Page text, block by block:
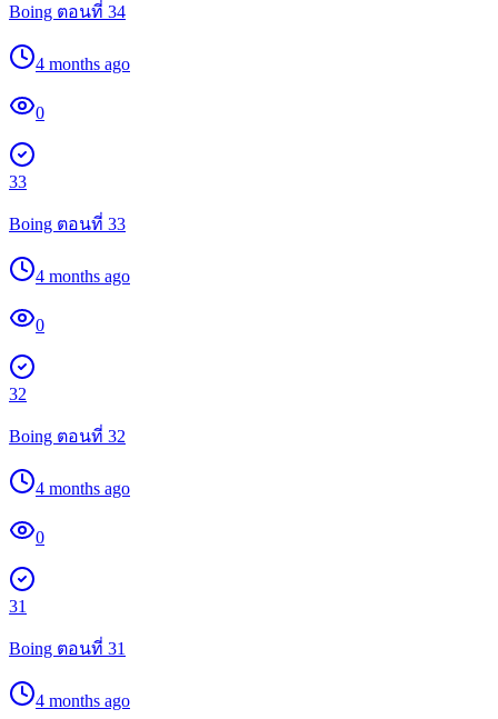
Boing ตอนที่ 34
4 months ago
0
33
Boing ตอนที่ 33
4 months ago
0
32
Boing ตอนที่ 32
4 months ago
0
31
Boing ตอนที่ 31
4 months ago